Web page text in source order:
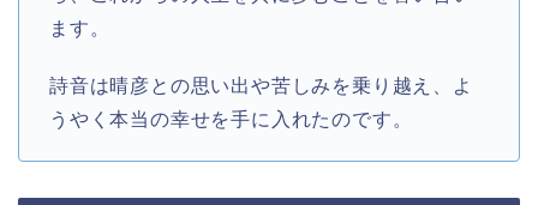
ます。
詩音は晴彦との思い出や苦しみを乗り越え、よ
うやく本当の幸せを手に入れたのです。